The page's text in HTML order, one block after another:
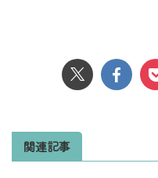
関連記事